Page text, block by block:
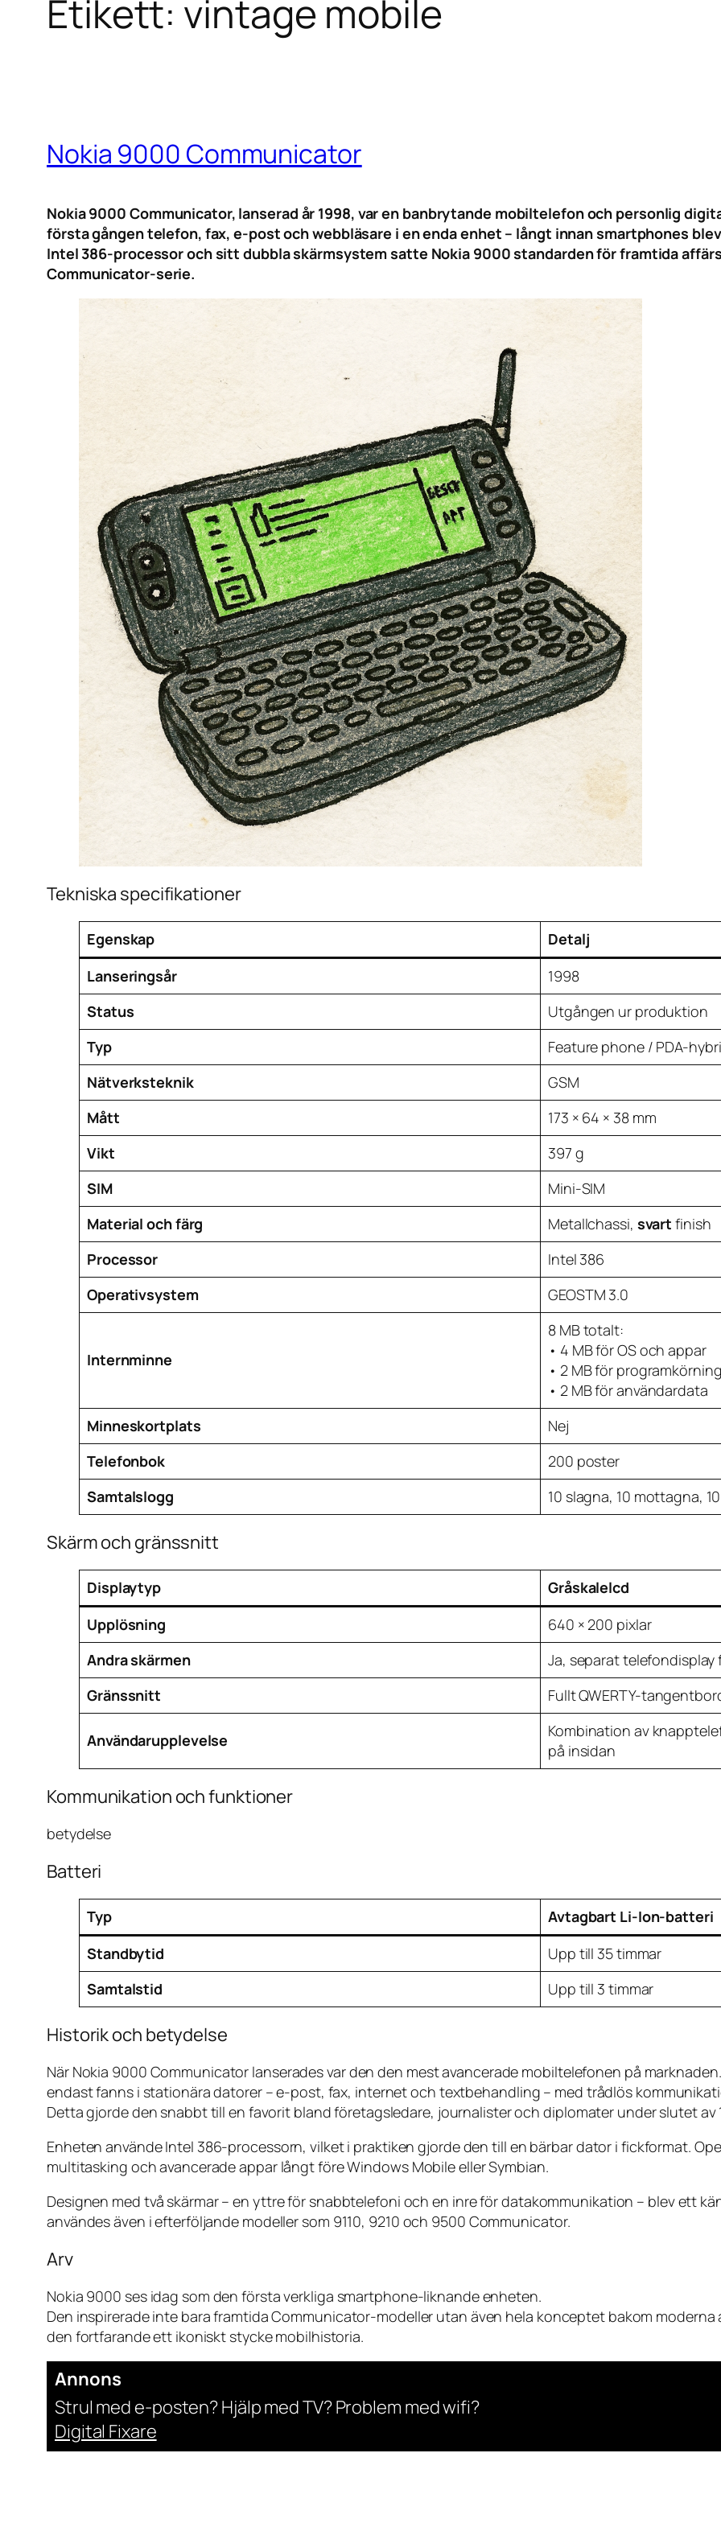
Etikett: vintage mobile
Nokia 9000 Communicator
Nokia 9000 Communicator, lanserad år 1998, var en banbrytande mobiltelefon och personlig
första gången telefon, fax, e-post och webbläsare i en enda enhet – långt innan smartphones
Intel 386-processor och sitt dubbla skärmsystem satte Nokia 9000 standarden för framtida
Communicator-serie.
Tekniska specifikationer
Egenskap
Detalj
Lanseringsår
1998
Status
Utgången ur produktion
Typ
Feature phone / PDA-
Nätverksteknik
GSM
Mått
173 × 64 × 38 mm
Vikt
397 g
SIM
Mini-SIM
Material och färg
Metallchassi, svart finish
Processor
Intel 386
Operativsystem
GEOSTM 3.0
Internminne
8 MB totalt:
• 4 MB för OS och appar
• 2 MB för
• 2 MB för användardata
Minneskortplats
Nej
Telefonbok
200 poster
Samtalslogg
10 slagna, 10 mottagna,
Skärm och gränssnitt
Displaytyp
Gråskalelcd
Upplösning
640 × 200 pixlar
Andra skärmen
Ja, separat
Gränssnitt
Fullt QWERTY-
Användarupplevelse
Kombination av
på insidan
Kommunikation och funktioner
betydelse
Batteri
Typ
Avtagbart Li-Ion-batteri
Standbytid
Upp till 35 timmar
Samtalstid
Upp till 3 timmar
Historik och betydelse
När Nokia 9000 Communicator lanserades var den den mest avancerade mobiltelefonen på
endast fanns i stationära datorer – e-post, fax, internet och textbehandling – med trådlös
Detta gjorde den snabbt till en favorit bland företagsledare, journalister och diplomater under slutet av
Enheten använde Intel 386-processorn, vilket i praktiken gjorde den till en bärbar dator i fickformat.
multitasking och avancerade appar långt före Windows Mobile eller Symbian.
Designen med två skärmar – en yttre för snabbtelefoni och en inre för datakommunikation – blev ett
användes även i efterföljande modeller som 9110, 9210 och 9500 Communicator.
Arv
Nokia 9000 ses idag som den första verkliga smartphone-liknande enheten.
Den inspirerade inte bara framtida Communicator-modeller utan även hela konceptet bakom
den fortfarande ett ikoniskt stycke mobilhistoria.
Annons
Strul med e-posten? Hjälp med TV? Problem med wifi?
Digital Fixare